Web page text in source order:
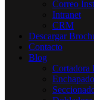
Correo
Intranet
CRM
Descargar
Contacto
Blog
Cortadora